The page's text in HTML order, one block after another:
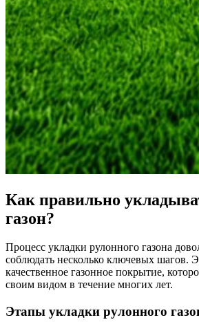
Как правильно
газон?
Процесс укладки рулонного газона
соблюдать несколько ключевых шагов.
качественное газонное покрытие,
своим видом в течение многих лет.
Этапы укладки рулонного